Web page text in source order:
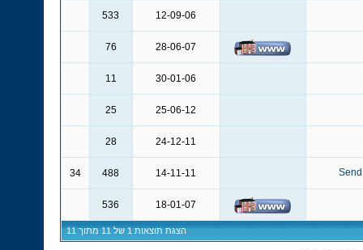
12-09-06
533
28-06-07
76
30-01-06
11
25-06-12
25
24-12-11
28
14-11-11
488
34
18-01-07
536
הצגת תוצאות 1 של 11 מתוך 11